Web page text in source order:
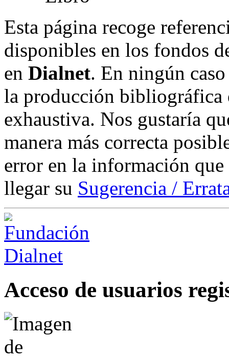
Esta página recoge
disponibles en los fondos
en Dialnet. En ningún
la producción bibliográfica
exhaustiva. Nos gustaría
manera más correcta
error en la información
llegar su Sugerencia /
Acceso de usuarios